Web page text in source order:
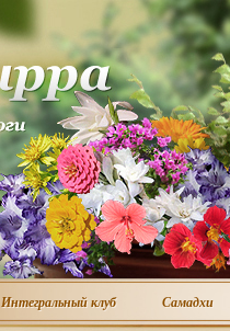
Интегральный клуб
Интегральный клуб Самадхи
Самадхи